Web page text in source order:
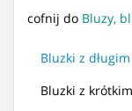
cofnij do Bluzy,
Bluzki z
Bluzki z